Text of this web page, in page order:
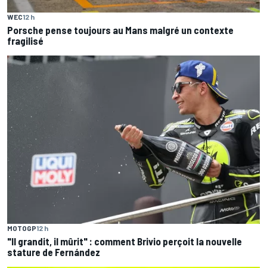
WEC12 h
Porsche pense toujours au Mans malgré un contexte
fragilisé
MOTOGP12 h
"Il grandit, il mûrit" : comment Brivio perçoit la nouvelle
stature de Fernández